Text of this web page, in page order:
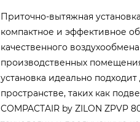
Приточно-вытяжная
компактное и эффективное
качественного
производственных
установка идеально
пространстве, таких как
COMPACTAIR by ZILON ZPVP